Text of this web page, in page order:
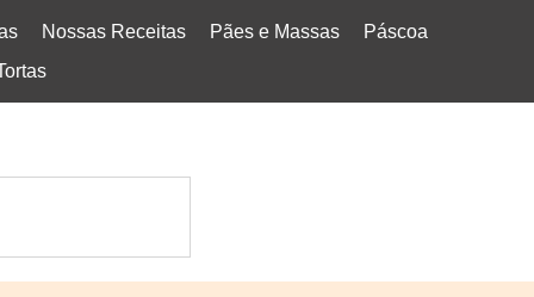
Nossas Receitas Pães e Massas
Páscoa